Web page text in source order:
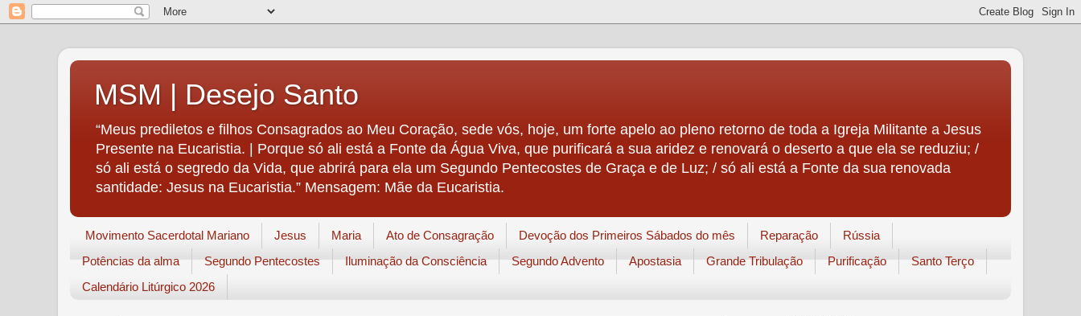
MSM | Desejo Santo
“Meus prediletos e filhos Consagrados ao Meu Coração, sede vós, hoje, um forte apelo ao pleno retorno de toda a Igreja Militante a Jesus
Presente na Eucaristia. | Porque só ali está a Fonte da Água Viva, que purificará a sua aridez e renovará o deserto a que ela se reduziu; /
só ali está o segredo da Vida, que abrirá para ela um Segundo Pentecostes de Graça e de Luz; / só ali está a Fonte da sua renovada
santidade: Jesus na Eucaristia.” Mensagem: Mãe da Eucaristia.
Movimento Sacerdotal Mariano Jesus Maria Ato de Consagração Devoção dos Primeiros Sábados do mês Reparação
Rússia
Potências da alma
Segundo Pentecostes Iluminação da Consciência Segundo Advento Apostasia Grande Tribulação Purificação
Santo Terço
Calendário Litúrgico 2026